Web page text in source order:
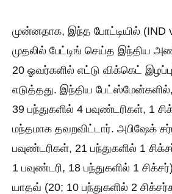
முன்னதாக, இந்த போட்டியில் (IND
முதலில் பேட்டிங் செய்த இந்திய
20 ஓவர்களில் எட்டு விக்கெட்
எடுத்தது. இந்திய
39 பந்துகளில் 4 பவுண்டரிகள், 1
மந்தமாக தவறவிட்டார். அபிஷேக்
பவுண்டரிகள், 21 பந்துகளில் 1
1 பவுண்டரி, 18 பந்துகளில் 1
யாதவ் (20; 10 பந்துகளில் 2